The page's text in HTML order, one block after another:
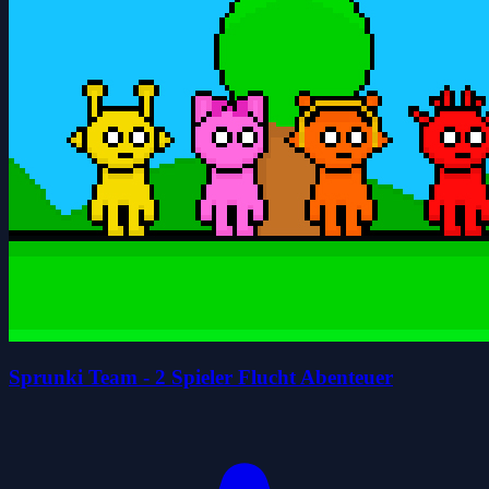
Sprunki Team - 2 Spieler Flucht Abenteuer